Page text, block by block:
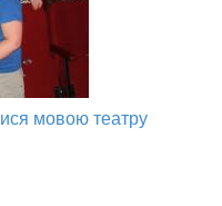
мовою театру